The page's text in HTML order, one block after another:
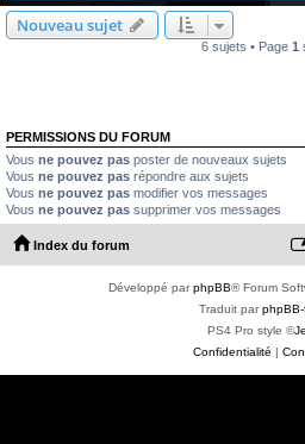
Nouveau sujet
6 sujets • Page 1
PERMISSIONS DU FORUM
Vous ne pouvez pas poster de nouveaux sujets
Vous ne pouvez pas répondre aux sujets
Vous ne pouvez pas modifier vos messages
Vous ne pouvez pas supprimer vos messages
Index du forum
Développé parphpBB® Forum
Traduit parphpBB-
PS4 Pro style ©
Confidentialité |